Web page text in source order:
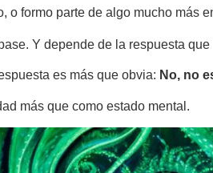
o formo parte de algo mucho más
Y depende de la respuesta
es más que obvia: No, no
más que como estado mental.